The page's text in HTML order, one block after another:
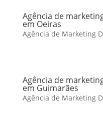
Agência de
em Oeiras
Agência de Marketing
Agência de
em Guimarães
Agência de Marketing